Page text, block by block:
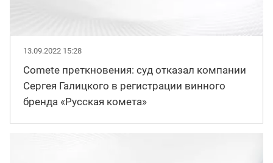
13.09.2022 15:28
Comete преткновения: суд отказал компании
Сергея Галицкого в регистрации винного
бренда «Русская комета»